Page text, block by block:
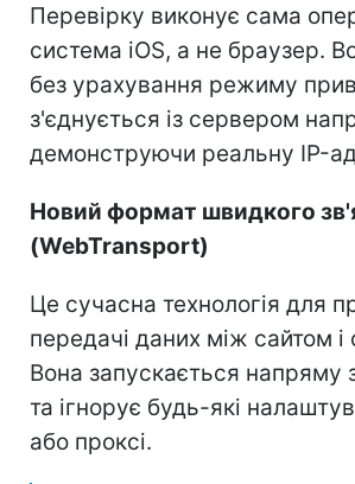
Перевірку виконує сама
система iOS, а не браузер.
без урахування режиму
з'єднується із сервером
демонструючи реальну IP-
Новий формат швидкого
(WebTransport)
Це сучасна технологія для
передачі даних між сайтом
Вона запускається напряму
та ігнорує будь-які
або проксі.